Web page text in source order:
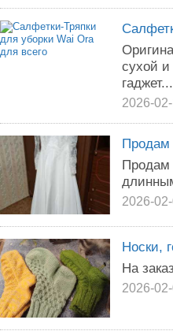
сухой
гаджет...
2026-
Продам
Продам
2026-
Носки,
На
2026-